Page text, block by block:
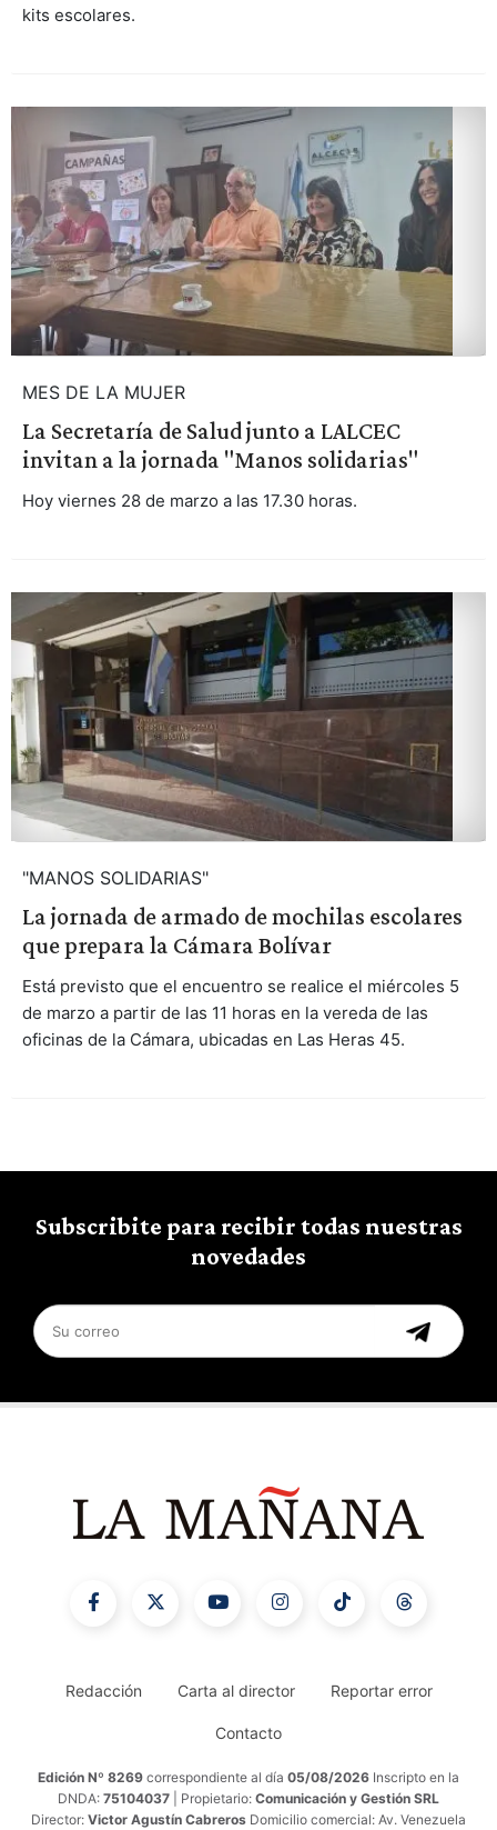
kits escolares.
MES DE LA MUJER
La Secretaría de Salud junto a LALCEC
invitan a la jornada "Manos solidarias"
Hoy viernes 28 de marzo a las 17.30 horas.
"MANOS SOLIDARIAS"
La jornada de armado de mochilas escolares
que prepara la Cámara Bolívar
Está previsto que el encuentro se realice el miércoles 5
de marzo a partir de las 11 horas en la vereda de las
oficinas de la Cámara, ubicadas en Las Heras 45.
Subscribite para recibir todas nuestras
novedades
Redacción Carta al director Reportar error
Contacto
Edición Nº 8269 correspondiente al día 05/08/2026 Inscripto en la
DNDA: 75104037 | Propietario: Comunicación y Gestión SRL
Director: Victor Agustín Cabreros Domicilio comercial: Av. Venezuela